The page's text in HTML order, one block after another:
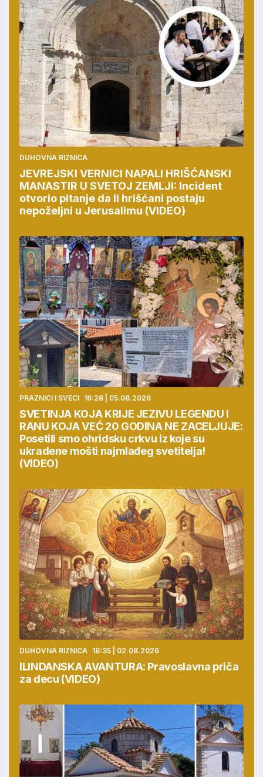
DUHOVNA RIZNICA
JEVREJSKI VERNICI NAPALI HRIŠĆANSKI
MANASTIR U SVETOJ ZEMLJI: Incident
otvorio pitanje da li hrišćani postaju
nepoželjni u Jerusalimu (VIDEO)
PRAZNICI I SVECI 16:28 | 05.08.2026
SVETINJA KOJA KRIJE JEZIVU LEGENDU I
RANU KOJA VEĆ 20 GODINA NE ZACELJUJE:
Posetili smo ohridsku crkvu iz koje su
ukradene mošti najmlađeg svetitelja!
(VIDEO)
DUHOVNA RIZNICA 18:35 | 02.08.2026
ILINDANSKA AVANTURA: Pravoslavna priča
za decu (VIDEO)